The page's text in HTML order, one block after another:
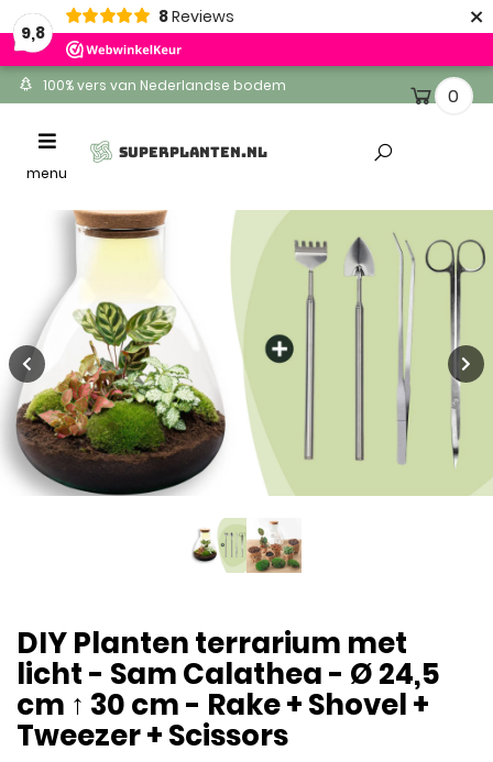
9,8
8Reviews ×
100% vers van Nederlandse bodem
Altijd gratis levering
Toggle
navigation
menu
SUPERPLANTEN.NL
0
DIY Planten terrarium met
licht - Sam Calathea - Ø 24,5
cm ↑ 30 cm - Rake + Shovel +
Tweezer + Scissors